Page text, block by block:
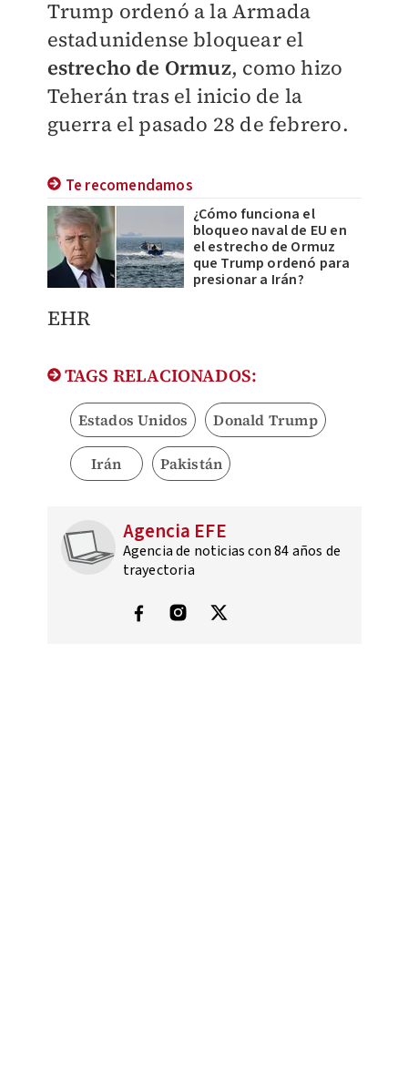
Trump ordenó a la Armada
estadunidense bloquear el
estrecho de Ormuz, como hizo
Teherán tras el inicio de la
guerra el pasado 28 de febrero.
Te recomendamos
¿Cómo funciona el
bloqueo naval de EU en
el estrecho de Ormuz
que Trump ordenó para
presionar a Irán?
EHR
TAGS RELACIONADOS:
Estados Unidos Donald Trump
Irán Pakistán
Agencia EFE
Agencia de noticias con 84 años de
trayectoria